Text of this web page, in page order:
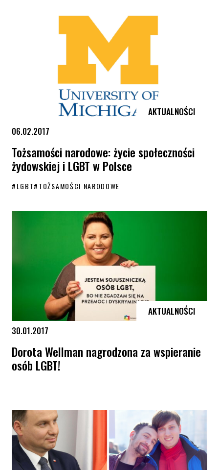
AKTUALNOŚCI
06.02.2017
Tożsamości narodowe: życie społeczności
żydowskiej i LGBT w Polsce
#LGBT#TOŻSAMOŚCI NARODOWE
AKTUALNOŚCI
30.01.2017
Dorota Wellman nagrodzona za wspieranie
osób LGBT!